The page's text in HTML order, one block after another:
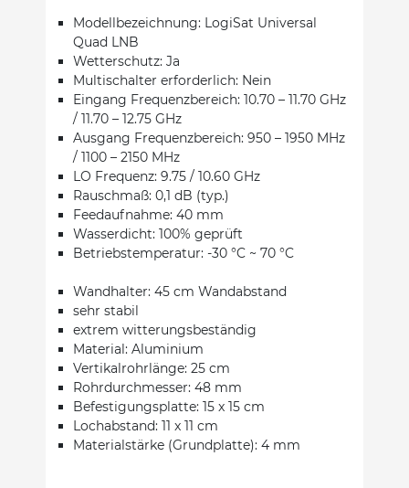
Modellbezeichnung: LogiSat Universal
Quad LNB
Wetterschutz: Ja
Multischalter erforderlich: Nein
Eingang Frequenzbereich: 10.70 – 11.70 GHz
/ 11.70 – 12.75 GHz
Ausgang Frequenzbereich: 950 – 1950 MHz
/ 1100 – 2150 MHz
LO Frequenz: 9.75 / 10.60 GHz
Rauschmaß: 0,1 dB (typ.)
Feedaufnahme: 40 mm
Wasserdicht: 100% geprüft
Betriebstemperatur: -30 °C ~ 70 °C
Wandhalter: 45 cm Wandabstand
sehr stabil
extrem witterungsbeständig
Material: Aluminium
Vertikalrohrlänge: 25 cm
Rohrdurchmesser: 48 mm
Befestigungsplatte: 15 x 15 cm
Lochabstand: 11 x 11 cm
Materialstärke (Grundplatte): 4 mm